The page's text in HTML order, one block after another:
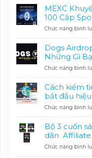
MEXC
100 Cặp
Chức năng bình
Dogs
Những Gì
Chức năng bình
Cách kiếm
bắt đầu
Chức năng bình
Bộ 3 cuốn
dân
Chức năng bình